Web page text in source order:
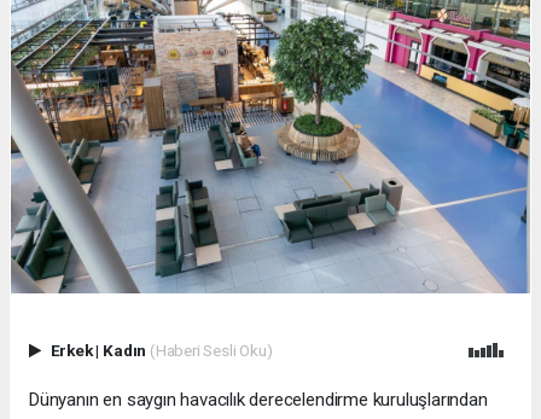
Erkek| Kadın (Haberi Sesli Oku)
Dünyanın en saygın havacılık derecelendirme kuruluşlarından